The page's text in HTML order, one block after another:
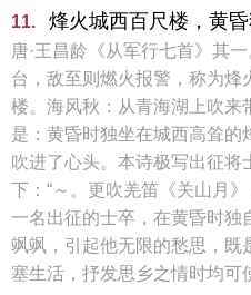
11. 烽火城西百尺楼，黄昏
唐·王昌龄《从军行七首》其
台，敌至则燃火报警，称为烽
楼。海风秋：从青海湖上吹来
是：黄昏时独坐在城西高耸
吹进了心头。本诗极写出征将
下：“～。更吹羌笛《关山月
一名出征的士卒，在黄昏时
飒飒，引起他无限的愁思，既
塞生活，抒发思乡之情时均可